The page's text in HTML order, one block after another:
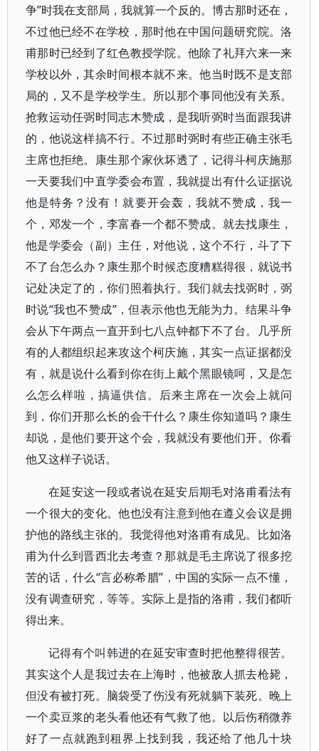
争”时我在支部局，我就算一个反的。博古那时还在，
不过他已经不在学校，那时他在中国问题研究院。洛
甫那时已经到了红色教授学院。他除了礼拜六来一来
学校以外，其余时间根本就不来。他当时既不是支部
局的，又不是学校学生。所以那个事同他没有关系。
抢救运动任弼时同志木赞成，是我听弼时当面跟我讲
的，他说这样搞不行。不过那时弼时有些正确主张毛
主席也拒绝。康生那个家伙坏透了，记得斗柯庆施那
一天要我们中直学委会布置，我就提出有什么证据说
他是特务？没有！就要开会轰，我就不赞成，我一
个，邓发一个，李富春一个都不赞成。就去找康生，
他是学委会（副）主任，对他说，这个不行，斗了下
不了台怎么办？康生那个时候态度糟糕得很，就说书
记处决定了的，你们照着执行。我们就去找弼时，弼
时说“我也不赞成”，但表示他也无能为力。结果斗争
会从下午两点一直开到七八点钟都下不了台。几乎所
有的人都组织起来攻这个柯庆施，其实一点证据都没
有，就是说什么看到你在街上戴个黑眼镜呵，又是怎
么怎么样啦，搞逼供信。后来主席在一次会上就问
到，你们开那么长的会干什么？康生你知道吗？康生
却说，是他们要开这个会，我就没有要他们开。你看
他又这样子说话。
在延安这一段或者说在延安后期毛对洛甫看法有
一个很大的变化。他也没有注意到他在遵义会议是拥
护他的路线主张的。我觉得他对洛甫有成见。比如洛
甫为什么到晋西北去考查？那就是毛主席说了很多挖
苦的话，什么“言必称希腊”，中国的实际一点不懂，
没有调查研究，等等。实际上是指的洛甫，我们都听
得出来。
记得有个叫韩进的在延安审查时把他整得很苦。
其实这个人是我过去在上海时，他被敌人抓去枪毙，
但没有被打死。脑袋受了伤没有死就躺下装死。晚上
一个卖豆浆的老头看他还有气救了他。以后伤稍微养
好了一点就跑到租界上找到我，我还给了他几十块